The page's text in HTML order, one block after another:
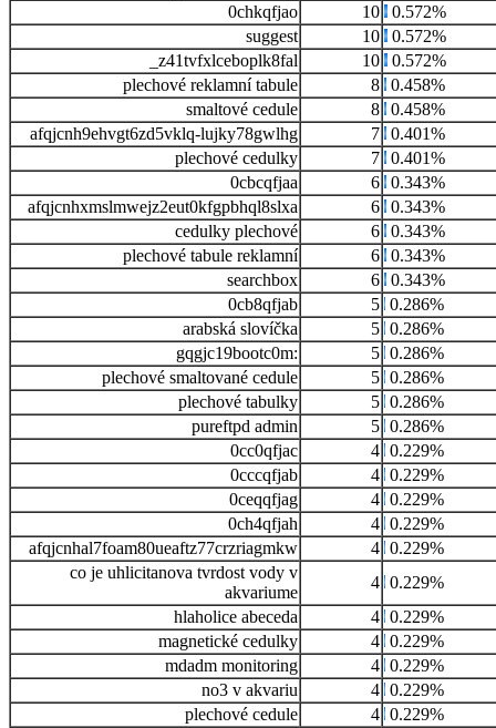
0chkqfjao
10
0.572%
suggest
10
0.572%
_z41tvfxlceboplk8fal
10
0.572%
plechové reklamní tabule
8 0.458%
smaltové cedule
8 0.458%
afqjcnh9ehvgt6zd5vklq-lujky78gwlhg
7 0.401%
plechové cedulky
7 0.401%
0cbcqfjaa
6 0.343%
afqjcnhxmslmwejz2eut0kfgpbhql8slxa
6 0.343%
cedulky plechové
6 0.343%
plechové tabule reklamní
6 0.343%
searchbox
6 0.343%
0cb8qfjab
5 0.286%
arabská slovíčka
5 0.286%
gqgjc19bootc0m:
5 0.286%
plechové smaltované cedule
5 0.286%
plechové tabulky
5 0.286%
pureftpd admin
5 0.286%
0cc0qfjac
4 0.229%
0cccqfjab
4 0.229%
0ceqqfjag
4 0.229%
0ch4qfjah
4 0.229%
afqjcnhal7foam80ueaftz77crzriagmkw
4 0.229%
co je uhlicitanova tvrdost vody v
akvariume
4 0.229%
hlaholice abeceda
4 0.229%
magnetické cedulky
4 0.229%
mdadm monitoring
4 0.229%
no3 v akvariu
4 0.229%
plechové cedule
4 0.229%